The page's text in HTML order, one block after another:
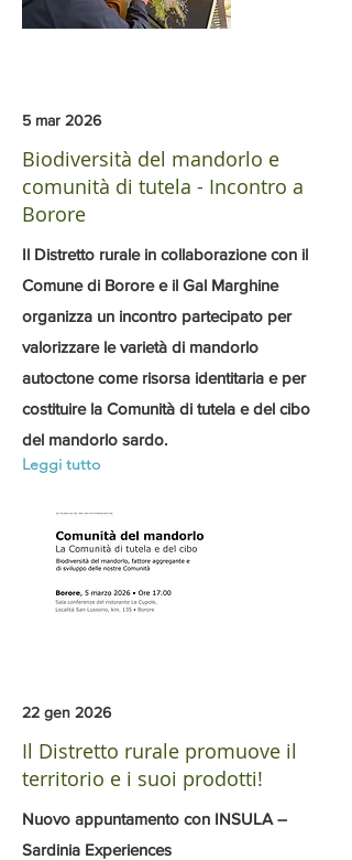
5 mar 2026
Biodiversità del mandorlo e
comunità di tutela - Incontro a
Borore
Il Distretto rurale in collaborazione con il
Comune di Borore e il Gal Marghine
organizza un incontro partecipato per
valorizzare le varietà di mandorlo
autoctone come risorsa identitaria e per
costituire la Comunità di tutela e del cibo
del mandorlo sardo.
Leggi tutto
22 gen 2026
Il Distretto rurale promuove il
territorio e i suoi prodotti!
Nuovo appuntamento con INSULA –
Sardinia Experiences